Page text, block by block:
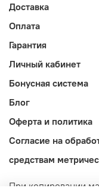
Доставка
Оплата
Гарантия
Личный кабинет
Бонусная система
Блог
Оферта и политика
Согласие на
средствам
При копировании